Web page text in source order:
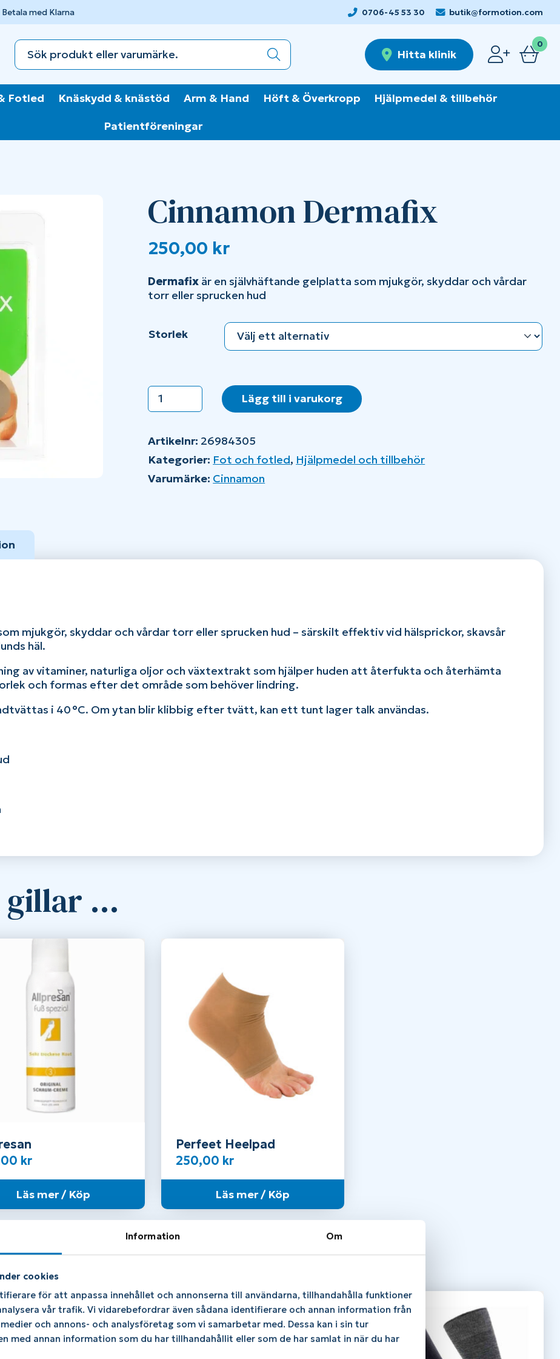
Information Om
cookies
för att anpassa innehållet och annonserna till användarna, tillhandahålla funktioner
vår trafik. Vi vidarebefordrar även sådana identifierare och annan information från
och annons- och analysföretag som vi samarbetar med. Dessa kan i sin tur
med annan information som du har tillhandahållit eller som de har samlat in när du har
Betala med Klarna 0706-45 53 30 butik@formotion.com
Hitta klinik
0
Fotled Knäskydd & knästöd Arm & Hand Höft & Överkropp
Hjälpmedel & tillbehör
Patientföreningar
Cinnamon Dermafix
250,00 kr
Dermafix är en självhäftande gelplatta som mjukgör, skyddar och vårdar
torr eller sprucken hud
Storlek
Cinnamon
Dermafix
Lägg till i varukorg
Artikelnr: 26984305
Kategorier: Fot och fotled, Hjälpmedel och tillbehör
Varumärke: Cinnamon
mjukgör, skyddar och vårdar torr eller sprucken hud – särskilt effektiv vid hälsprickor, skavsår
häl.
av vitaminer, naturliga oljor och växtextrakt som hjälper huden att återfukta och återhämta
och formas efter det område som behöver lindring.
i 40 °C. Om ytan blir klibbig efter tvätt, kan ett tunt lager talk användas.
gillar …
kr
Läs mer / Köp
Perfeet Heelpad
250,00 kr
Läs mer / Köp